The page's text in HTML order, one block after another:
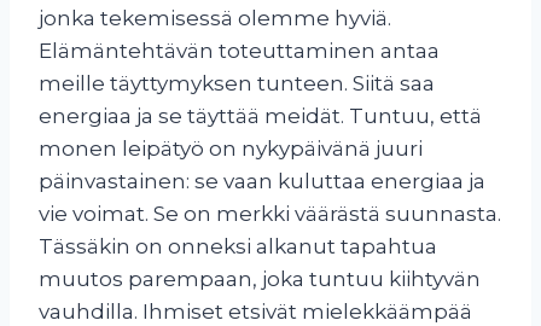
jonka tekemisessä olemme hyviä.
Elämäntehtävän toteuttaminen antaa
meille täyttymyksen tunteen. Siitä saa
energiaa ja se täyttää meidät. Tuntuu, että
monen leipätyö on nykypäivänä juuri
päinvastainen: se vaan kuluttaa energiaa ja
vie voimat. Se on merkki väärästä suunnasta.
Tässäkin on onneksi alkanut tapahtua
muutos parempaan, joka tuntuu kiihtyvän
vauhdilla. Ihmiset etsivät mielekkäämpää